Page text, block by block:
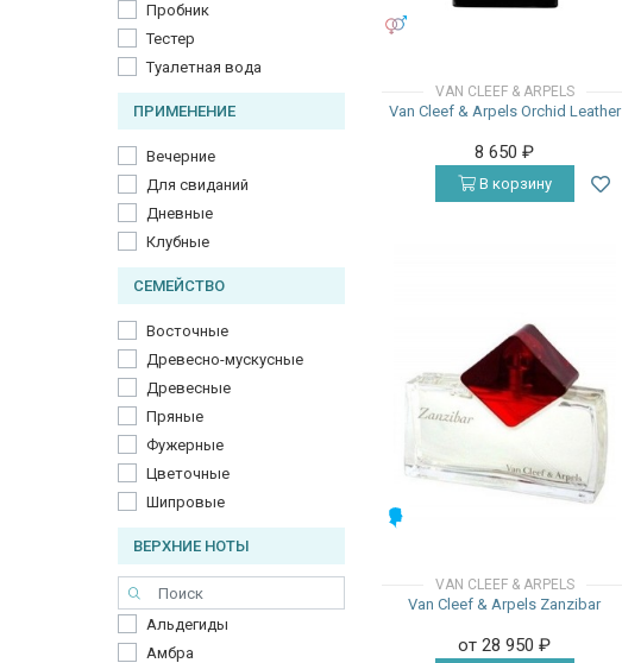
Пробник
Тестер
Туалетная вода
ПРИМЕНЕНИЕ
Вечерние
Для свиданий
Дневные
Клубные
СЕМЕЙСТВО
Восточные
Древесно-мускусные
Древесные
Пряные
Фужерные
Цветочные
Шипровые
ВЕРХНИЕ НОТЫ
Альдегиды
Амбра
VAN CLEEF & ARPELS
Van Cleef & Arpels Orchid Leather
8 650₽
В корзину
VAN CLEEF & ARPELS
Van Cleef & Arpels Zanzibar
от 28 950₽